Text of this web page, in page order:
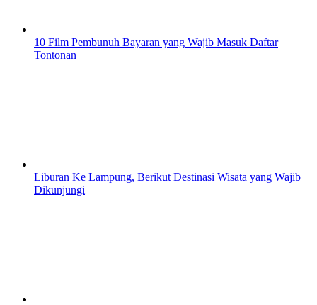
10 Film Pembunuh Bayaran yang Wajib Masuk Daftar
Tontonan
Liburan Ke Lampung, Berikut Destinasi Wisata yang Wajib
Dikunjungi